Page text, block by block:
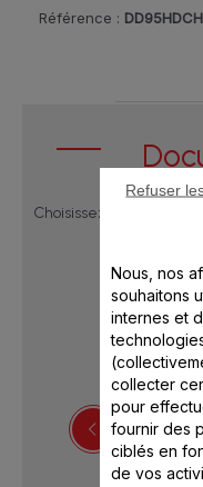
Référence : DD95HDCH
Choisissez une langue
Nous, nos
souhaitons
internes et
collecter
pour
fournir des
ciblés en
de vos
Refuser